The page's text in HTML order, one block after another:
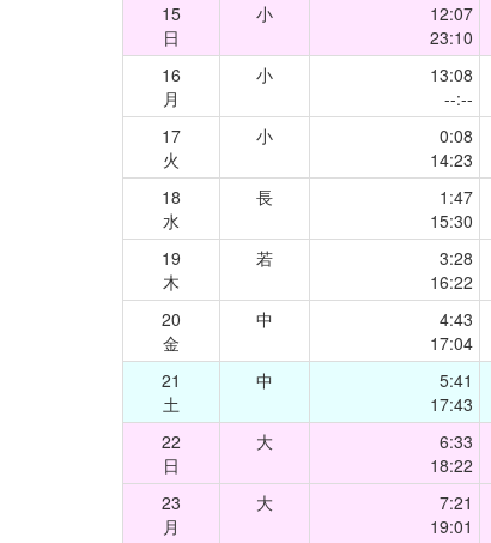
15
日
小
12:07
23:10
16
月
小
13:08
--:--
17
火
小
0:08
14:23
18
水
長
1:47
15:30
19
木
若
3:28
16:22
20
金
中
4:43
17:04
21
土
中
5:41
17:43
22
日
大
6:33
18:22
23
月
大
7:21
19:01